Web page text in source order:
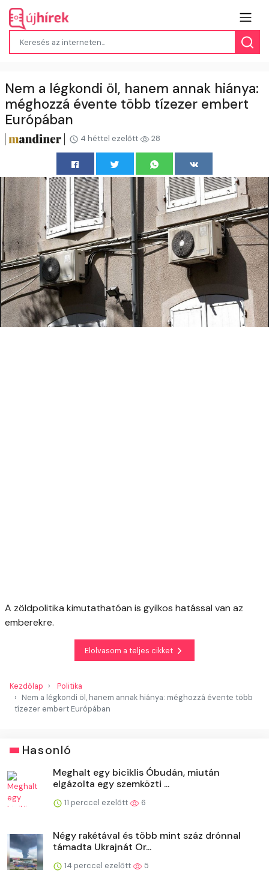
Nem a légkondi öl, hanem annak hiánya:
méghozzá évente több tízezer embert
Európában
4 héttel ezelőtt 28
A zöldpolitika kimutathatóan is gyilkos hatással van az
emberekre.
Elolvasom a teljes cikket
Kezdőlap
Politika
Nem a légkondi öl, hanem annak hiánya: méghozzá évente több
tízezer embert Európában
Hasonló
Meghalt egy biciklis Óbudán, miután
elgázolta egy szemközti ...
11 perccel ezelőtt 6
Négy rakétával és több mint száz drónnal
támadta Ukrajnát Or...
14 perccel ezelőtt 5